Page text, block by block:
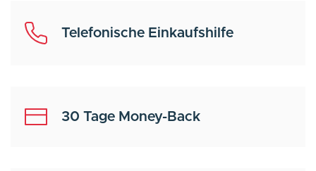
Telefonische Einkaufshilfe
30 Tage Money-Back